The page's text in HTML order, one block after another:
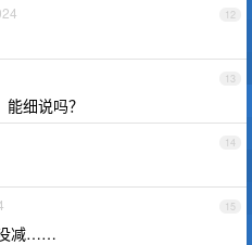
12
13
细说吗？
14
15
减……